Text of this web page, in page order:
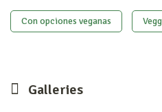
Con opciones veganas
Galleries